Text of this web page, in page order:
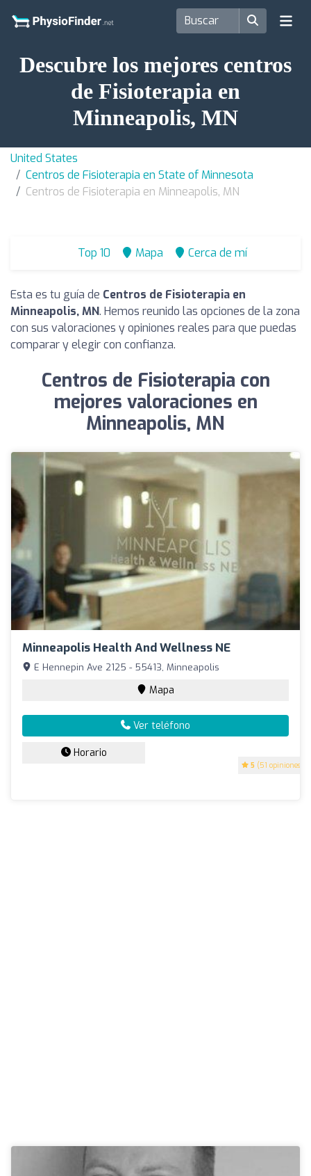
Descubre los mejores centros
de Fisioterapia en
Minneapolis, MN
United States
Centros de Fisioterapia en State of Minnesota
Centros de Fisioterapia en Minneapolis, MN
Top 10 Mapa Cerca de mí
Esta es tu guía de Centros de Fisioterapia en
Minneapolis, MN. Hemos reunido las opciones de la zona
con sus valoraciones y opiniones reales para que puedas
comparar y elegir con confianza.
Centros de Fisioterapia con
mejores valoraciones en
Minneapolis, MN
Minneapolis Health And Wellness NE
5 (51 opiniones)
E Hennepin Ave 2125 - 55413, Minneapolis
Mapa
Ver teléfono
Horario